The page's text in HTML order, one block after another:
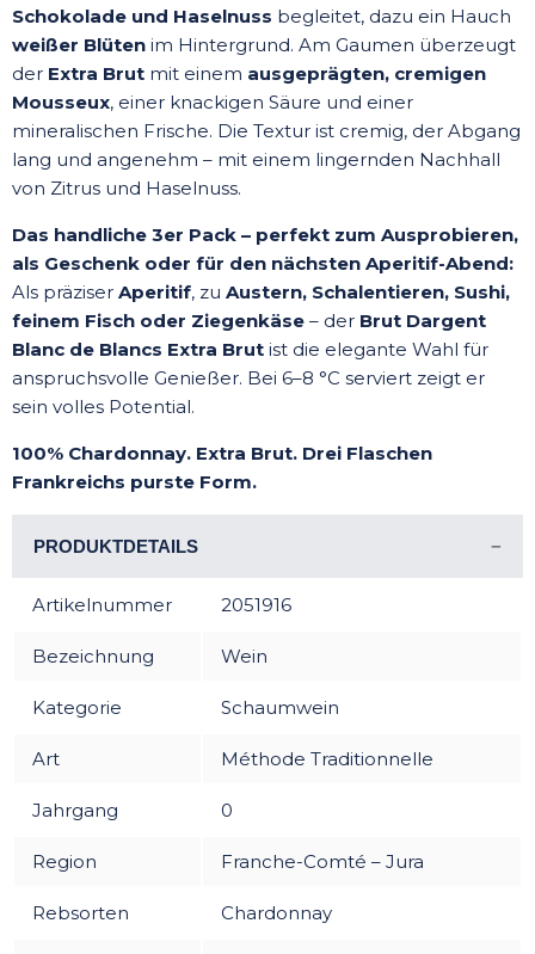
Schokolade und Haselnuss begleitet, dazu ein Hauch
weißer Blüten im Hintergrund. Am Gaumen überzeugt
der Extra Brut mit einem ausgeprägten, cremigen
Mousseux, einer knackigen Säure und einer
mineralischen Frische. Die Textur ist cremig, der Abgang
lang und angenehm – mit einem lingernden Nachhall
von Zitrus und Haselnuss.
Das handliche 3er Pack – perfekt zum Ausprobieren,
als Geschenk oder für den nächsten Aperitif-Abend:
Als präziser Aperitif, zu Austern, Schalentieren, Sushi,
feinem Fisch oder Ziegenkäse – der Brut Dargent
Blanc de Blancs Extra Brut ist die elegante Wahl für
anspruchsvolle Genießer. Bei 6–8 °C serviert zeigt er
sein volles Potential.
100% Chardonnay. Extra Brut. Drei Flaschen
Frankreichs purste Form.
PRODUKTDETAILS
Artikelnummer 2051916
Bezeichnung Wein
Kategorie Schaumwein
Art Méthode Traditionnelle
Jahrgang 0
Region Franche-Comté – Jura
Rebsorten Chardonnay